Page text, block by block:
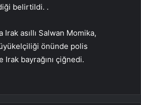
belirtildi. .
Irak asıllı Salwan Momika,
önünde polis
Irak bayrağını çiğnedi.